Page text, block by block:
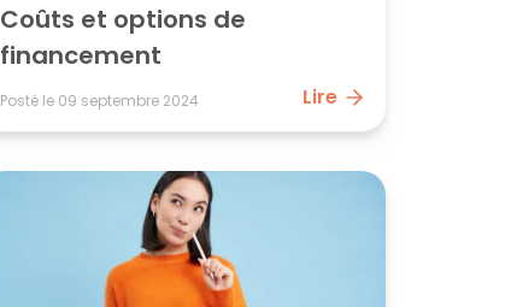
Coûts et options de
financement
Posté le 09 septembre 2024 Lire